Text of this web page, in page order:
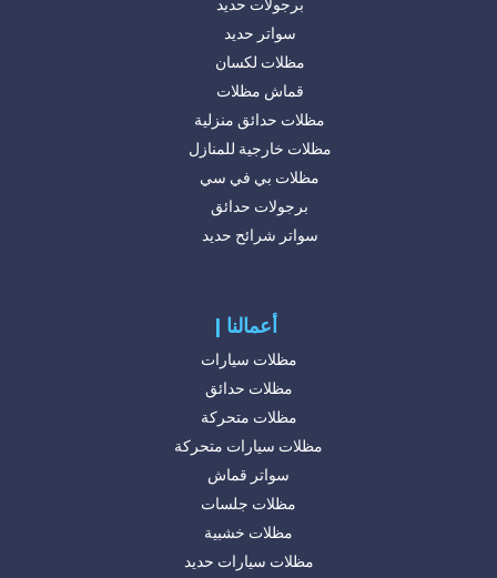
برجولات حديد
سواتر حديد
مظلات لكسان
قماش مظلات
مظلات حدائق منزلية
مظلات خارجية للمنازل
مظلات بي في سي
برجولات حدائق
سواتر شرائح حديد
مظلات سيارات
مظلات حدائق
مظلات متحركة
مظلات سيارات متحركة
سواتر قماش
مظلات جلسات
مظلات خشبية
مظلات سيارات حديد